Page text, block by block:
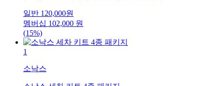
일반 120,000원
멤버십 102,000 원
(15%)
1
소낙스